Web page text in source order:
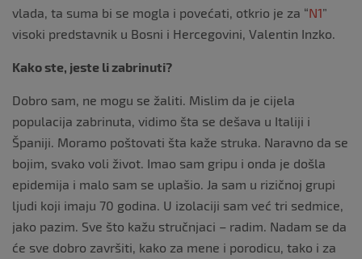
vlada, ta suma bi se mogla i povećati, otkrio je za “N1”
visoki predstavnik u Bosni i Hercegovini, Valentin Inzko.
Kako ste, jeste li zabrinuti?
Dobro sam, ne mogu se žaliti. Mislim da je cijela
populacija zabrinuta, vidimo šta se dešava u Italiji i
Španiji. Moramo poštovati šta kaže struka. Naravno da se
bojim, svako voli život. Imao sam gripu i onda je došla
epidemija i malo sam se uplašio. Ja sam u rizičnoj grupi
ljudi koji imaju 70 godina. U izolaciji sam već tri sedmice,
jako pazim. Sve što kažu stručnjaci – radim. Nadam se da
će sve dobro završiti, kako za mene i porodicu, tako i za